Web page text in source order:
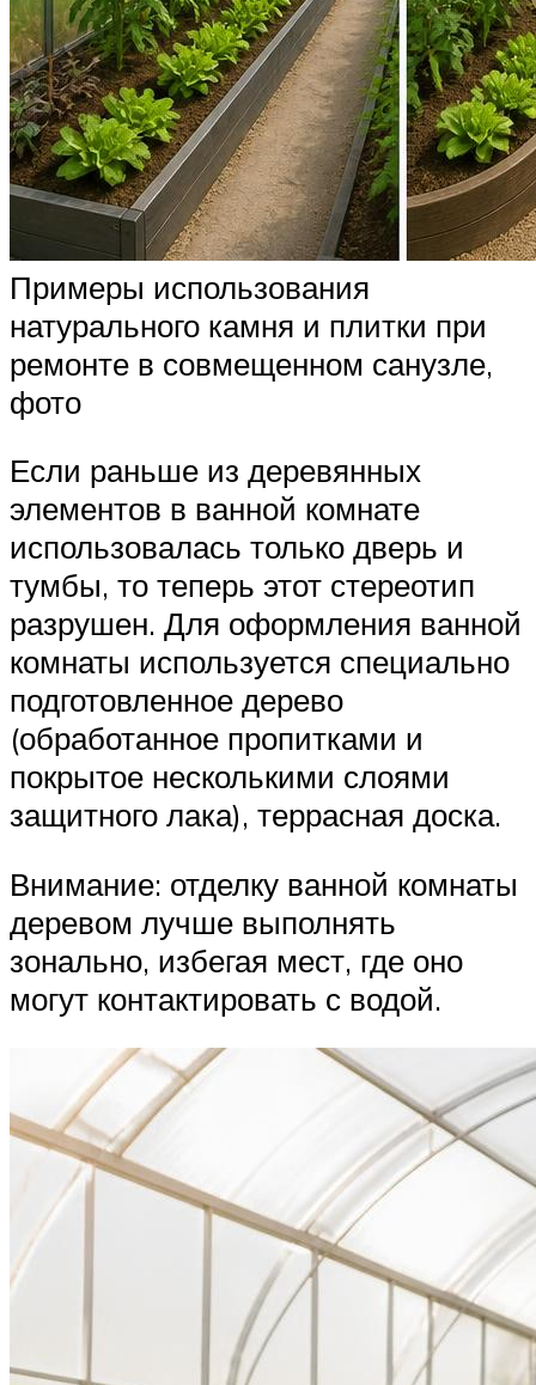
Примеры использования
натурального камня и плитки при
ремонте в совмещенном санузле,
фото
Если раньше из деревянных
элементов в ванной комнате
использовалась только дверь и
тумбы, то теперь этот стереотип
разрушен. Для оформления ванной
комнаты используется специально
подготовленное дерево
(обработанное пропитками и
покрытое несколькими слоями
защитного лака), террасная доска.
Внимание: отделку ванной комнаты
деревом лучше выполнять
зонально, избегая мест, где оно
могут контактировать с водой.